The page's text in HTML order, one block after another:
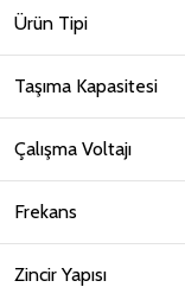
Ürün Tipi
Taşıma Kapasitesi
Çalışma Voltajı
Frekans
Zincir Yapısı